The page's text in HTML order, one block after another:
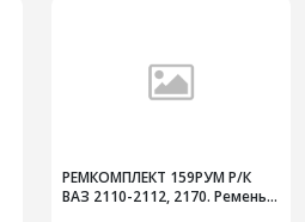
РЕМКОМПЛЕКТ 159РУМ Р/К
ВАЗ 2110-2112, 2170. Ремень